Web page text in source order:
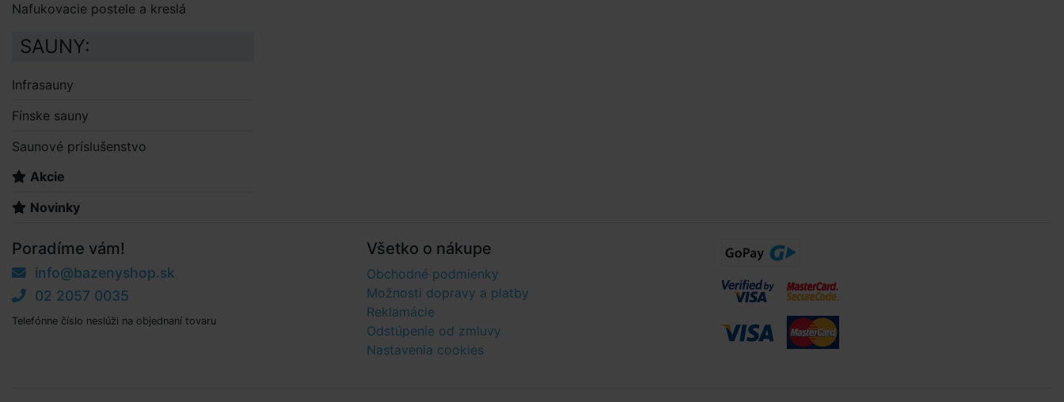
Nafukovacie postele a kreslá
SAUNY:
Infrasauny
Fínske sauny
Saunové príslušenstvo
Akcie
Novinky
Poradíme vám!
info@bazenyshop.sk
02 2057 0035
Telefónne číslo neslúži na objednaní tovaru
Všetko o nákupe
Obchodné podmienky
Možnosti dopravy a platby
Reklamácie
Odstúpenie od zmluvy
Nastavenia cookies